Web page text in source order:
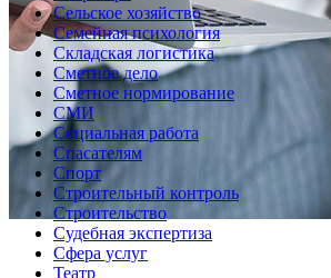
Сельское хозяйство
Семейная психология
Складская логистика
Сметное дело
Сметное нормирование
СМИ
Социальная работа
Спасателям
Спорт
Строительный контроль
Строительство
Судебная экспертиза
Сфера услуг
Театр